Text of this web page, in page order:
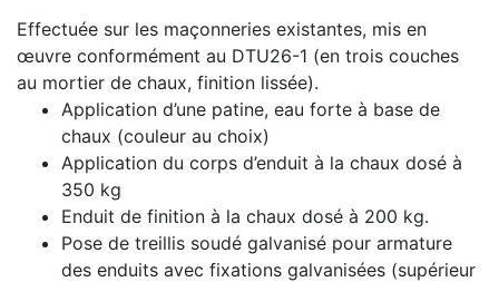
Effectuée sur les maçonneries existantes, mis en
œuvre conformément au DTU26-1 (en trois couches
au mortier de chaux, finition lissée).
Application d’une patine, eau forte à base de
chaux (couleur au choix)
Application du corps d’enduit à la chaux dosé à
350 kg
Enduit de finition à la chaux dosé à 200 kg.
Pose de treillis soudé galvanisé pour armature
des enduits avec fixations galvanisées (supérieur